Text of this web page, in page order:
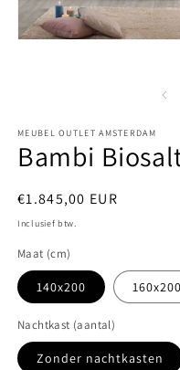
MEUBEL OUTLET AMSTERDAM
Bambi
Normale
prijs
€1.845,00 EUR
Inclusief btw.
Maat (cm)
140x200 160x200
Nachtkast (aantal)
Zonder nachtkasten